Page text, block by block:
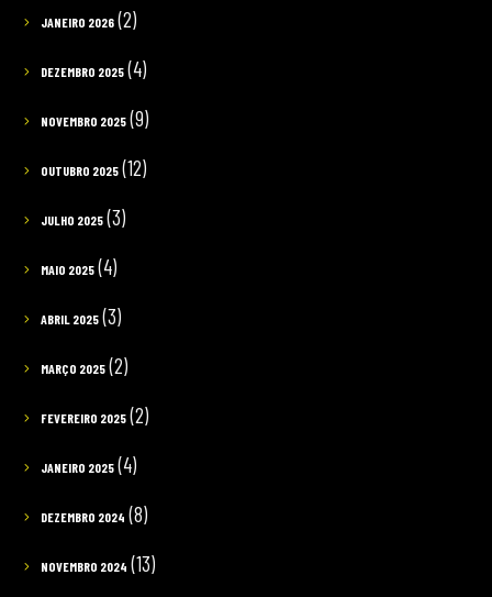
JANEIRO 2026(2)
DEZEMBRO 2025(4)
NOVEMBRO 2025(9)
OUTUBRO 2025(12)
JULHO 2025(3)
MAIO 2025(4)
ABRIL 2025(3)
MARÇO 2025(2)
FEVEREIRO 2025(2)
JANEIRO 2025(4)
DEZEMBRO 2024 (8)
NOVEMBRO 2024 (13)